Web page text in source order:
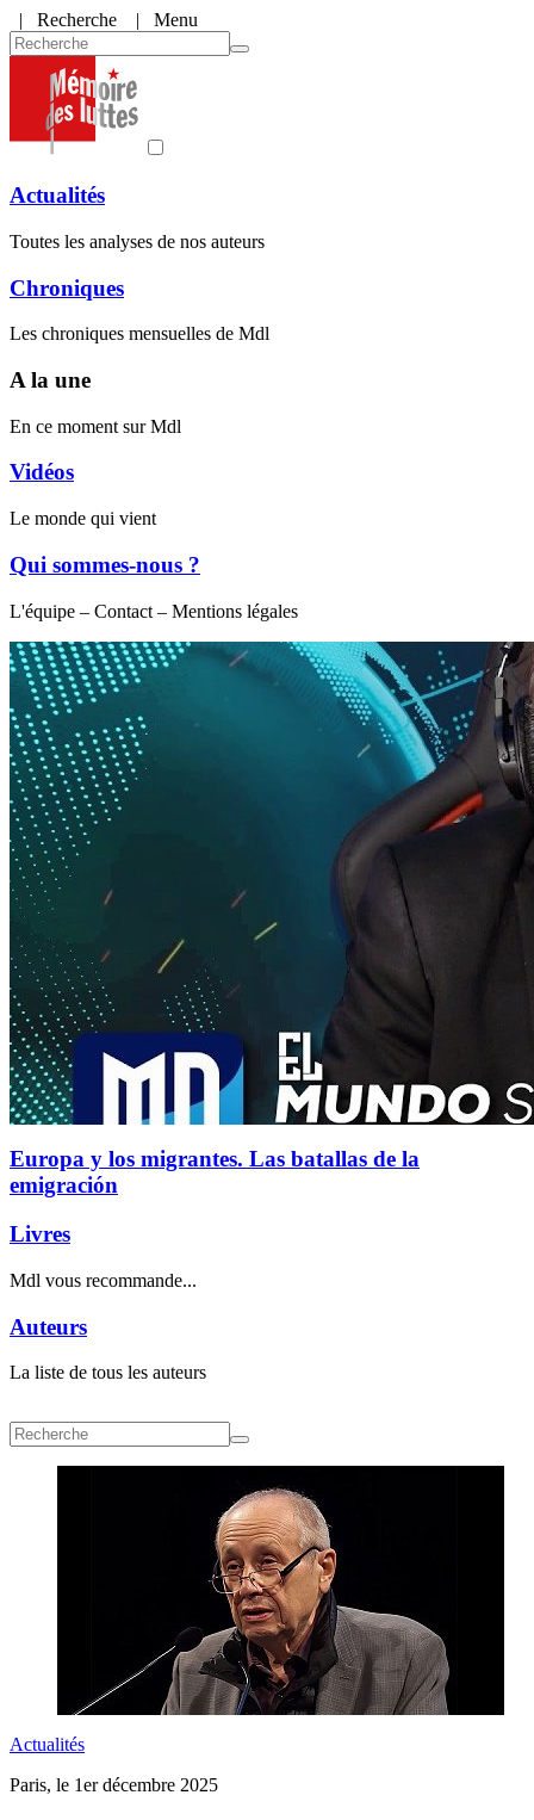
| Recherche | Menu
Actualités
Toutes les analyses de nos auteurs
Chroniques
Les chroniques mensuelles de Mdl
A la une
En ce moment sur Mdl
Vidéos
Le monde qui vient
Qui sommes-nous ?
L'équipe – Contact – Mentions légales
Europa y los migrantes. Las batallas de la
emigración
Livres
Mdl vous recommande...
Auteurs
La liste de tous les auteurs
Actualités
Paris, le 1er décembre 2025